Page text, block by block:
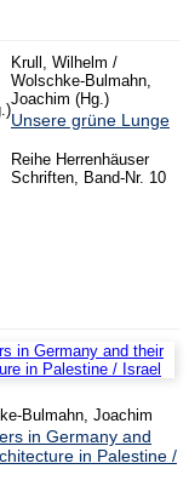
Krull, Wilhelm /
Wolschke-Bulmahn,
Joachim (Hg.)
Unsere grüne Lunge
Reihe Herrenhäuser
Schriften, Band-Nr. 10
Bulmahn, Joachim
in Germany and
in Palestine /